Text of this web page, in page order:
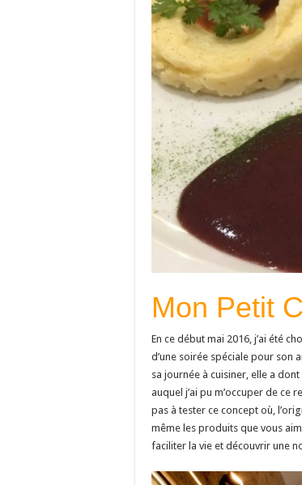
Mon Petit
En ce début mai 2016, j’ai été
d’une soirée spéciale pour son
sa journée à cuisiner, elle a
auquel j’ai pu m’occuper de ce
pas à tester ce concept où,
même les produits que vous
faciliter la vie et découvrir une